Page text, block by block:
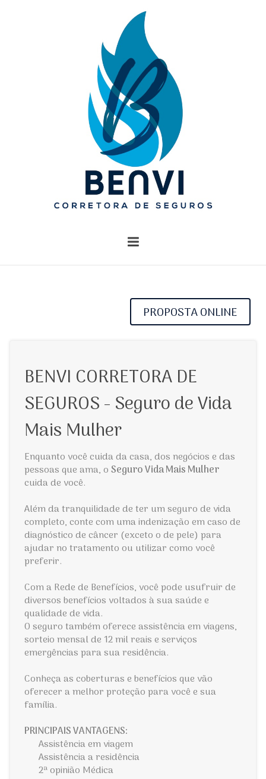
PROPOSTA ONLINE
BENVI CORRETORA DE
SEGUROS - Seguro de Vida
Mais Mulher
Enquanto você cuida da casa, dos negócios e das
pessoas que ama, oSeguro Vida Mais Mulher
cuida de você.
Além da tranquilidade de ter um seguro de vida
completo, conte com uma indenização em caso de
diagnóstico de câncer (exceto o de pele) para
ajudar no tratamento ou utilizar como você
preferir.
Com a Rede de Benefícios, você pode usufruir de
diversos benefícios voltados à sua saúde e
qualidade de vida.
O seguro também oferece assistência em viagens,
sorteio mensal de 12 mil reais e serviços
emergências para sua residência.
Conheça as coberturas e benefícios que vão
oferecer a melhor proteção para você e sua
família.
PRINCIPAIS VANTAGENS:
Assistência em viagem
Assistência a residência
2ª opinião Médica